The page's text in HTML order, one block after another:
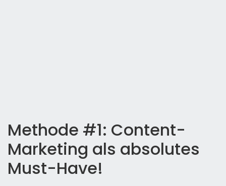
Methode #1: Content-
Marketing als absolutes
Must-Have!